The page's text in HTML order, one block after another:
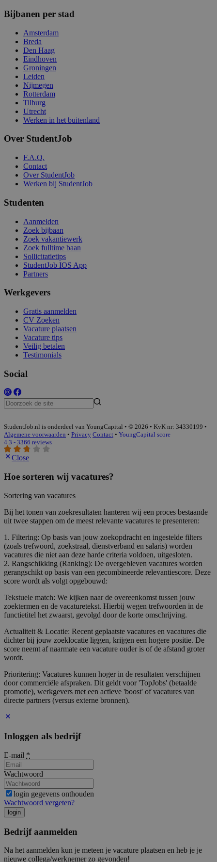
Bijbanen per stad
Amsterdam
Breda
Den Haag
Eindhoven
Groningen
Leiden
Nijmegen
Rotterdam
Tilburg
Utrecht
Werken in het buitenland
Over StudentJob
F.A.Q.
Contact
Over StudentJob
Werken bij StudentJob
Studenten
Aanmelden
Zoek bijbaan
Zoek vakantiewerk
Zoek fulltime baan
Sollicitatietips
StudentJob IOS App
Partners
Werkgevers
Gratis aanmelden
CV Zoeken
Vacature plaatsen
Vacature tips
Veilig betalen
Testimonials
Social
StudentJob.nl is onderdeel van YoungCapital • © 2026 • KvK nr: 34330199 •
Algemene voorwaarden • Privacy Contact • YoungCapital score
4.3 - 3366 reviews
Close
Hoe sorteren wij vacatures?
Sortering van vacatures
Bij het tonen van zoekresultaten hanteren wij een proces bestaande
uit twee stappen om de meest relevante vacatures te presenteren:
1. Filtering: Op basis van jouw zoekopdracht en ingestelde filters
(zoals trefwoord, zoekstraal, dienstverband en salaris) worden
vacatures die niet aan deze harde criteria voldoen, uitgesloten.
2. Rangschikking (Ranking): De overgebleven vacatures worden
gerangschikt op basis van een gecombineerde relevantiescore. Deze
score wordt als volgt opgebouwd:
Tekstuele match: We kijken naar de overeenkomst tussen jouw
zoektermen en de vacaturetekst. Hierbij wegen trefwoorden in de
functietitel het zwaarst, gevolgd door de korte omschrijving.
Actualiteit & Locatie: Recent geplaatste vacatures en vacatures die
dichter bij jouw zoeklocatie liggen, krijgen een hogere positie. De
score neemt af naarmate een vacature ouder is of de afstand groter
wordt.
Prioritering: Vacatures kunnen hoger in de resultaten verschijnen
door commerciële afspraken. Dit geldt voor 'TopJobs' (betaalde
promotie), werkgevers met een actieve 'boost' of vacatures van
directe partners (versus externe bronnen).
Inloggen als bedrijf
E-mail *
Wachtwoord
login gegevens onthouden
Wachtwoord vergeten?
login
Bedrijf aanmelden
Na het aanmelden kun je meteen je vacature plaatsen en heb je je
nieuwe collega/werknemer zo gevonden!